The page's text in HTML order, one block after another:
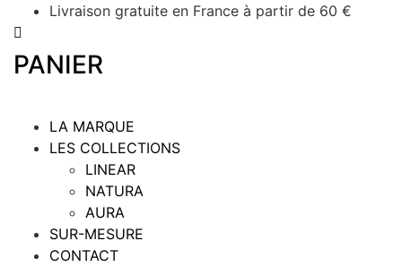
au
contenu
Livraison gratuite en France à partir de 60 €
PANIER
LA MARQUE
LES COLLECTIONS
LINEAR
NATURA
AURA
SUR-MESURE
CONTACT